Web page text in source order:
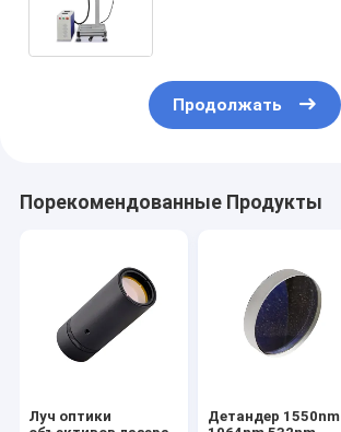
Продолжать
Порекомендованные Продукты
Луч оптики
Детандер 1550nm